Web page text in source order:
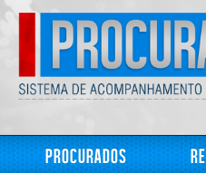
Procurados